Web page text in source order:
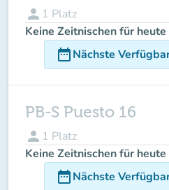
person 1 Platz
Keine Zeitnischen für
date_rangeNächste
PB-S Puesto 16
person 1 Platz
Keine Zeitnischen für
date_rangeNächste